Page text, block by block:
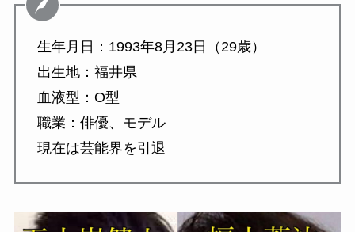
生年月日：1993年8月23日（29歳）
出生地：福井県
血液型：O型
職業：俳優、モデル
現在は芸能界を引退